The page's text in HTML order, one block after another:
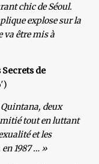
chic de Séoul.
explose sur la
va être mis à
de
deux
tout en luttant
et les
1987 … »